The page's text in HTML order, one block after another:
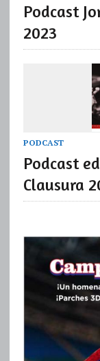
Podcast
2023
PODCAST
Podcast
Clausura